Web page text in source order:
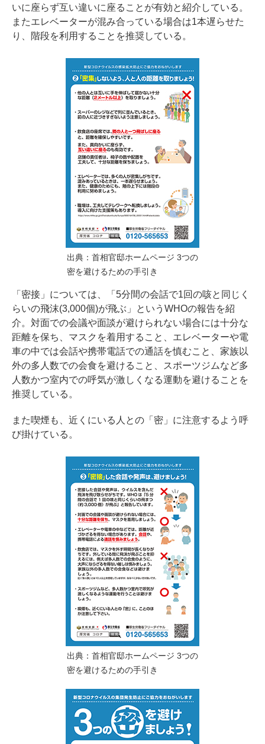
いに座らず互い違いに座ることが有効と紹介している。
またエレベーターが混み合っている場合は1本遅らせた
り、階段を利用することを推奨している。
出典：首相官邸ホームページ 3つの
密を避けるための手引き
「密接」については、「5分間の会話で1回の咳と同じく
らいの飛沫(3,000個)が飛ぶ」というWHOの報告を紹
介。対面での会議や面談が避けられない場合には十分な
距離を保ち、マスクを着用すること、エレベーターや電
車の中では会話や携帯電話での通話を慎むこと、家族以
外の多人数での会食を避けること、スポーツジムなど多
人数かつ室内での呼気が激しくなる運動を避けることを
推奨している。
また喫煙も、近くにいる人との「密」に注意するよう呼
び掛けている。
出典：首相官邸ホームページ 3つの
密を避けるための手引き